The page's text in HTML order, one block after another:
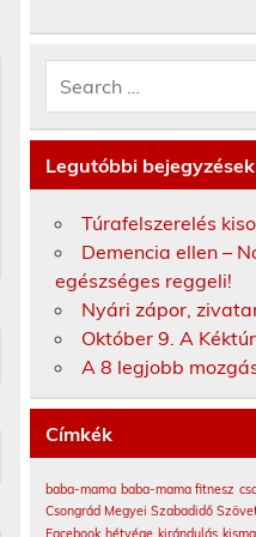
Legutóbbi bejegyzések
Túrafelszerelés
Demencia ellen –
egészséges reggeli!
Nyári zápor,
Október 9. A
A 8 legjobb
Címkék
baba-mama baba-mama fitnesz
Csongrád Megyei Szabadidő